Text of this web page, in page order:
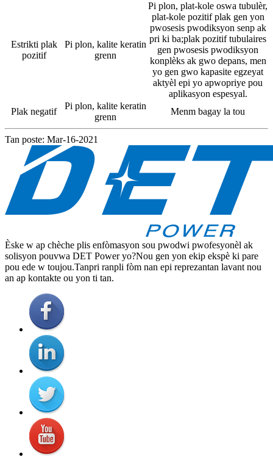
Estrikti plak
pozitif
Pi plon, kalite keratin
grenn
Pi plon, plat-kole oswa tubulèr,
plat-kole pozitif plak gen yon
pwosesis pwodiksyon senp ak
pri ki ba;plak pozitif tubulaires
gen pwosesis pwodiksyon
konplèks ak gwo depans, men
yo gen gwo kapasite egzeyat
aktyèl epi yo apwopriye pou
aplikasyon espesyal.
Plak negatif
Pi plon, kalite keratin
grenn
Menm bagay la tou
Tan poste: Mar-16-2021
Èske w ap chèche plis enfòmasyon sou pwodwi pwofesyonèl ak
solisyon pouvwa DET Power yo?Nou gen yon ekip ekspè ki pare
pou ede w toujou.Tanpri ranpli fòm nan epi reprezantan lavant nou
an ap kontakte ou yon ti tan.